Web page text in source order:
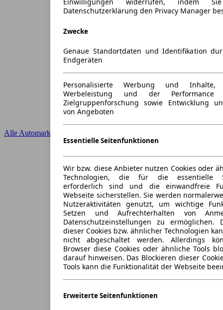
Einwilligungen widerrufen, indem
Datenschutzerklärung den Privacy Manager
Zwecke
Genaue Standortdaten und Identifikation
Endgeräten
Personalisierte Werbung und Inhalte,
Werbeleistung und der
Zielgruppenforschung sowie Entwicklung
von Angeboten
Essentielle Seitenfunktionen
Wir bzw. diese Anbieter nutzen Cookies oder
Technologien, die für die essentielle
erforderlich sind und die einwandfreie
Webseite sicherstellen. Sie werden
Nutzeraktivitäten genutzt, um wichtige
Setzen und Aufrechterhalten von
Datenschutzeinstellungen zu ermöglichen.
dieser Cookies bzw. ähnlicher Technologien
nicht abgeschaltet werden. Allerdings
Browser diese Cookies oder ähnliche Tools
darauf hinweisen. Das Blockieren dieser
Tools kann die Funktionalität der Webseite
Erweiterte Seitenfunktionen
Alle Automarken